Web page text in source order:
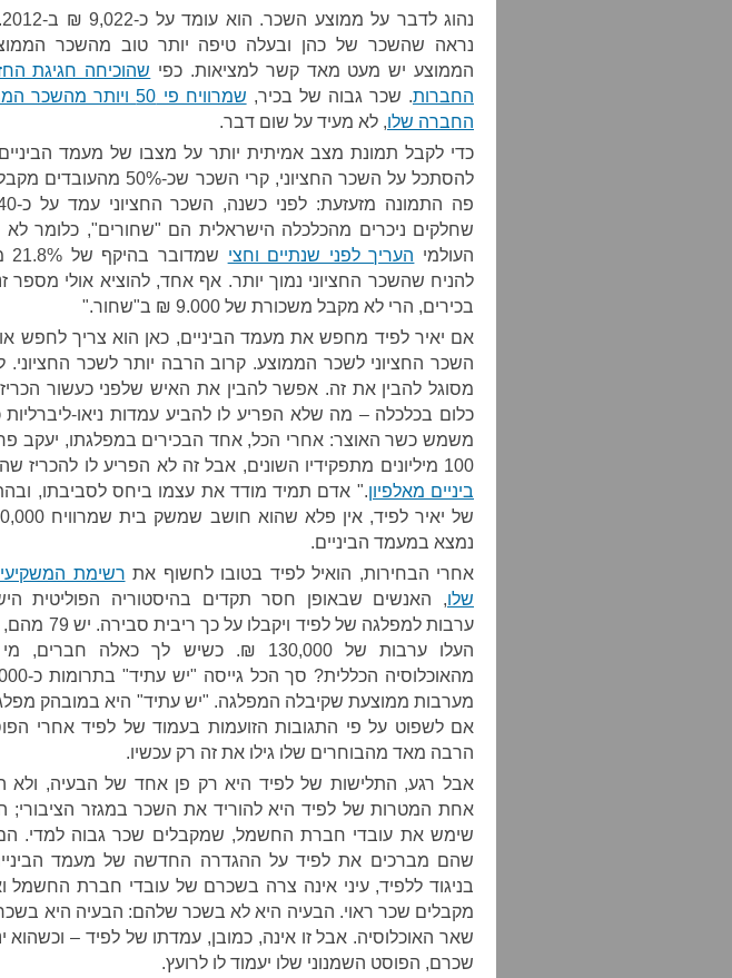
נראה שהשכר של כהן ובעלה טיפה יותר טוב מהשכר
הממוצע יש מעט מאד קשר למציאות. כפי שהוכיחה חגיגת
החברות. שכר גבוה של בכיר,
שמרוויח פי 50 ויותר
החברה שלו, לא מעיד על שום דבר.
כדי לקבל תמונת מצב אמיתית יותר על מצבו של מעמד
להסתכל על השכר החציוני, קרי השכר
שחלקים ניכרים מהכלכלה הישראלית הם "שחורים", כלומר לא
העולמי העריך לפני שנתיים וחצי
להניח שהשכר החציוני נמוך יותר. אף אחד, להוציא אולי מספר
בכירים, הרי לא מקבל משכורת של 9.000 ₪ ב"שחור."
אם יאיר לפיד מחפש את מעמד הביניים, כאן הוא צריך לחפש
השכר החציוני לשכר הממוצע. קרוב הרבה יותר לשכר החציוני.
מסוגל להבין את זה. אפשר להבין את האיש שלפני כעשור
כלום בכלכלה – מה שלא הפריע לו להביע עמדות ניאו-ליברליות
משמש כשר האוצר: אחרי הכל, אחד הבכירים במפלגתו, יעקב
100 מיליונים מתפקידיו השונים, אבל זה לא הפריע לו להכריז שהוא "
ביניים מאלפיון." אדם תמיד מודד את עצמו ביחס לסביבתו,
נמצא במעמד הביניים.
אחרי הבחירות, הואיל לפיד בטובו לחשוף את רשימת
שלו, האנשים שבאופן חסר תקדים בהיסטוריה הפוליטית
ערבות למפלגה של
העלו ערבות של 130,000 ₪. כשיש לך כאלה
מערבות ממוצעת שקיבלה המפלגה. "יש עתיד" היא במובהק
אם לשפוט על פי התגובות הזועמות בעמוד של לפיד אחרי
הרבה מאד מהבוחרים שלו גילו את זה רק עכשיו.
אבל רגע, התלישות של לפיד היא רק פן אחד של הבעיה, ולא
אחת המטרות של לפיד היא להוריד את השכר במגזר הציבורי;
שימש את עובדי חברת החשמל, שמקבלים שכר גבוה למדי.
שהם מברכים את לפיד על ההגדרה החדשה של מעמד
בניגוד ללפיד, עיני אינה צרה בשכרם של עובדי חברת החשמל
מקבלים שכר ראוי. הבעיה היא לא בשכר שלהם: הבעיה היא
שאר האוכלוסיה. אבל זו אינה, כמובן, עמדתו של לפיד – וכשהוא
שכרם, הפוסט השמנוני שלו יעמוד לו לרועץ.